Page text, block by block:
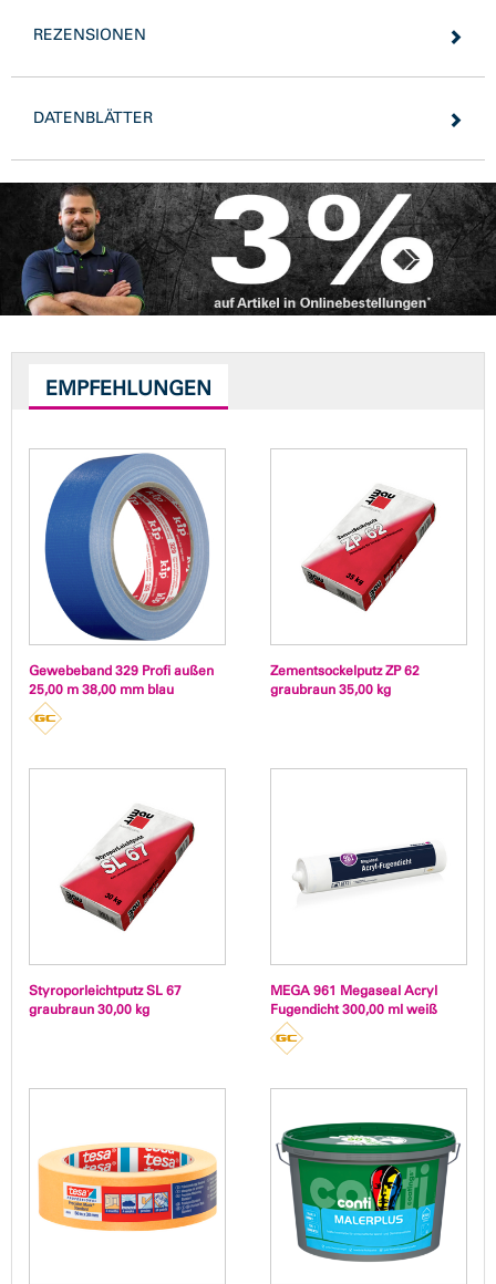
REZENSIONEN
DATENBLÄTTER
EMPFEHLUNGEN
Gewebeband 329 Profi außen
25,00 m 38,00 mm blau
Zementsockelputz ZP 62
graubraun 35,00 kg
Styroporleichtputz SL 67
graubraun 30,00 kg
MEGA 961 Megaseal Acryl
Fugendicht 300,00 ml weiß